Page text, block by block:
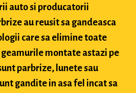
auto si producatorii
au reusit sa gandeasca
care sa elimine toate
montate astazi pe
parbrize, lunete sau
gandite in asa fel incat sa